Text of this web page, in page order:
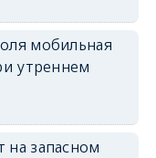
мобильная
утреннем
запасном